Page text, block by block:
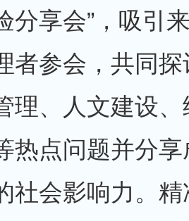
分享会”，吸引
者参会，共同探
理、人文建设
热点问题并分
社会影响力。